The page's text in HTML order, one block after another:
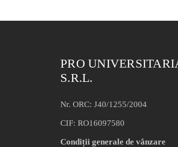
PRO
S.R.L.
Nr. ORC: J40/1255/2004
CIF: RO16097580
Condiții generale de vânzare